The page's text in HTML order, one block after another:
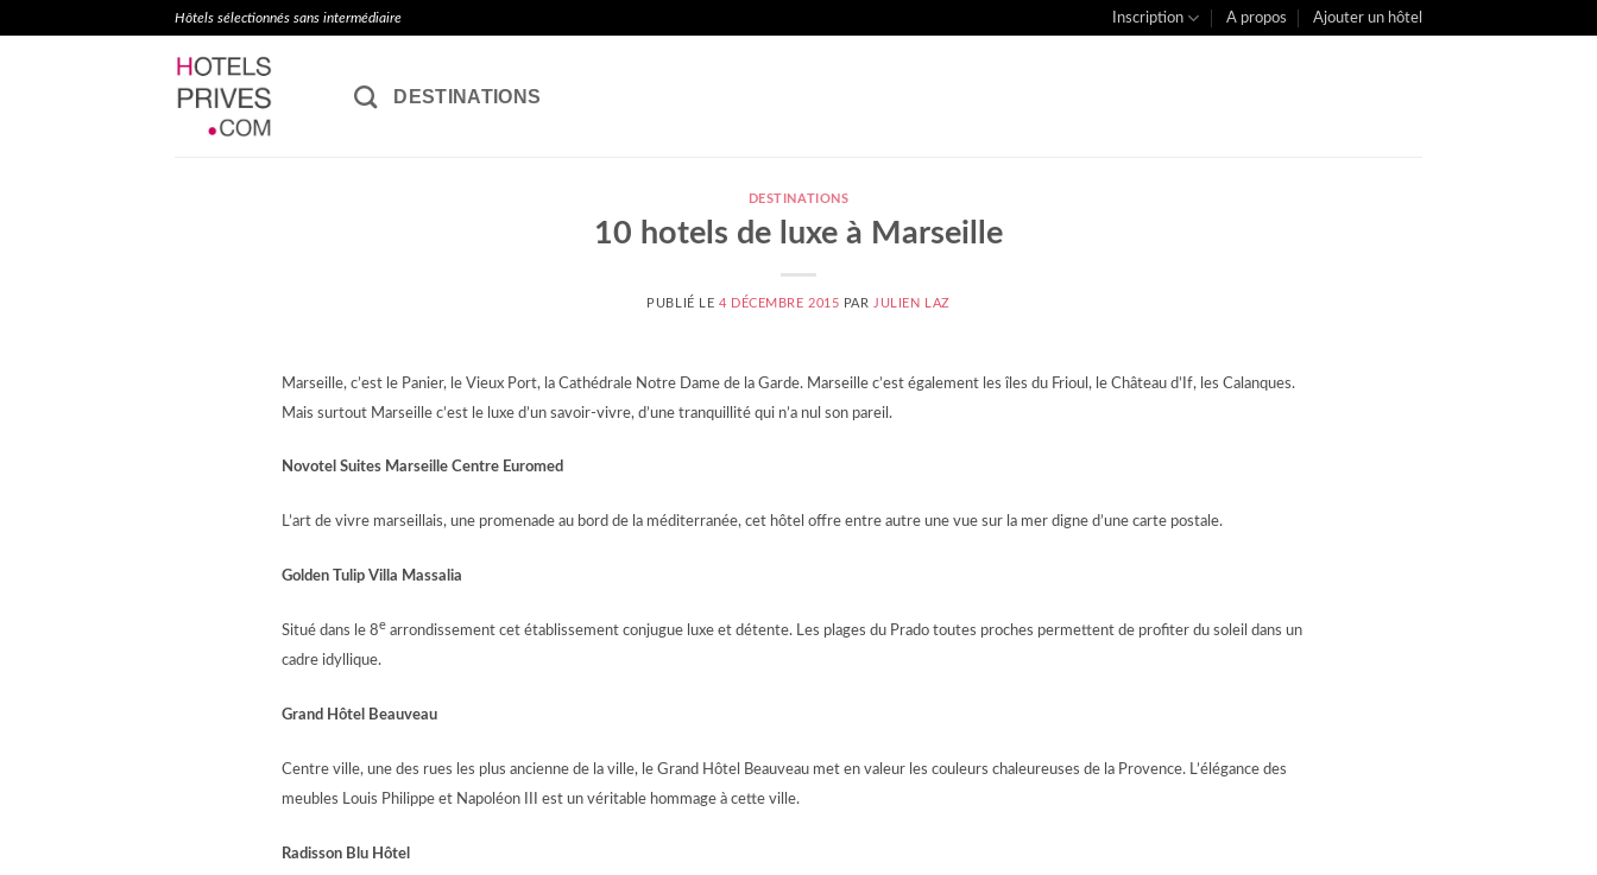
Hôtels sélectionnés sans intermédiaire Inscription A propos Ajouter un hôtel
DESTINATIONS
DESTINATIONS
10 hotels de luxe à Marseille
PUBLIÉ LE 4 DÉCEMBRE 2015 PAR JULIEN LAZ
Marseille, c’est le Panier, le Vieux Port, la Cathédrale Notre Dame de la Garde. Marseille c’est également les îles du Frioul, le Château d’If, les Calanques.
Mais surtout Marseille c’est le luxe d’un savoir-vivre, d’une tranquillité qui n’a nul son pareil.
Novotel Suites Marseille Centre Euromed
L’art de vivre marseillais, une promenade au bord de la méditerranée, cet hôtel offre entre autre une vue sur la mer digne d’une carte postale.
Golden Tulip Villa Massalia
Situé dans le 8e arrondissement cet établissement conjugue luxe et détente. Les plages du Prado toutes proches permettent de profiter du soleil dans un
cadre idyllique.
Grand Hôtel Beauveau
Centre ville, une des rues les plus ancienne de la ville, le Grand Hôtel Beauveau met en valeur les couleurs chaleureuses de la Provence. L’élégance des
meubles Louis Philippe et Napoléon III est un véritable hommage à cette ville.
Radisson Blu Hôtel